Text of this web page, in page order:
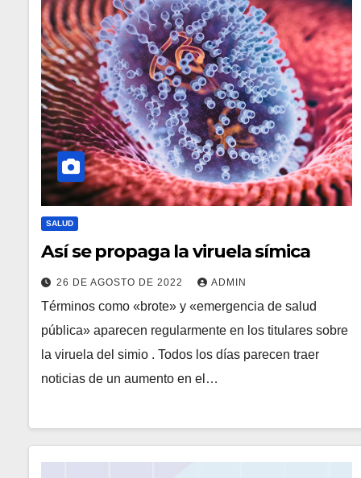
SALUD
Así se propaga la viruela símica
26 DE AGOSTO DE 2022 ADMIN
Términos como «brote» y «emergencia de salud
pública» aparecen regularmente en los titulares sobre
la viruela del simio . Todos los días parecen traer
noticias de un aumento en el…